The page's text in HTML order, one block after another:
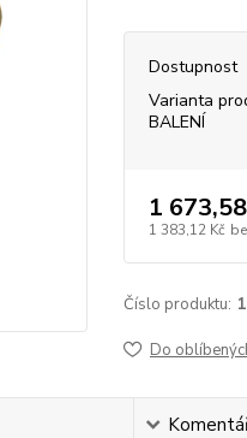
Dostupnost
Varianta
BALENÍ
1
1 383,12 Kč
Číslo produktu:
Do